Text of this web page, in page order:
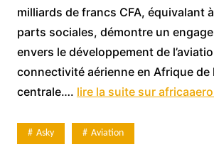
milliards de francs CFA, équivalant
parts sociales, démontre un
envers le développement de
connectivité aérienne en Afrique de
centrale…. lire la suite sur
Asky Aviation